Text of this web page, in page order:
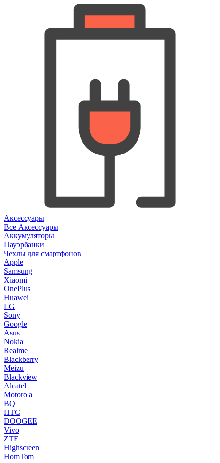
Аксессуары
Все Аксессуары
Аккумуляторы
Пауэрбанки
Чехлы для смартфонов
Apple
Samsung
Xiaomi
OnePlus
Huawei
LG
Sony
Google
Asus
Nokia
Realme
Blackberry
Meizu
Blackview
Alcatel
Motorola
BQ
HTC
DOOGEE
Vivo
ZTE
Highscreen
HomTom